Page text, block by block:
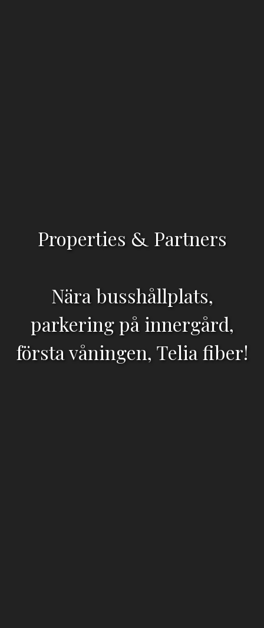
Properties & Partners
Nära busshållplats,
parkering på innergård,
första våningen, Telia fiber!